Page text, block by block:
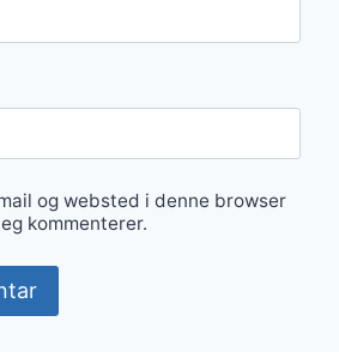
og websted i denne browser
kommenterer.